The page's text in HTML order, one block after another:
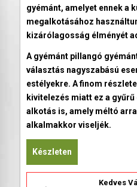
gyémánt, amelyet ennek a
megalkotásához
kizárólagosság élményét
A gyémánt pillangó
választás nagyszabású
estélyekre. A finom
kivitelezés miatt ez a
alkotás is, amely méltó
alkalmakkor viseljék.
Készleten
Kedves